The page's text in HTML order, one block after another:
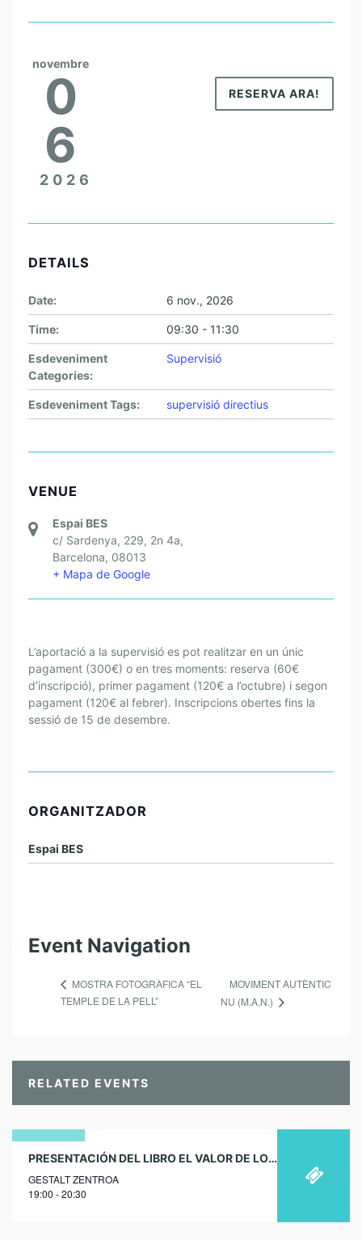
S
novembre
0
6
2026
RESERVA ARA!
DETAILS
Date: 6 nov., 2026
Time: 09:30 - 11:30
Esdeveniment
Categories:
Supervisió
Esdeveniment Tags: supervisió directius
VENUE
Espai BES
c/ Sardenya, 229, 2n 4a,
Barcelona, 08013
+ Mapa de Google
L’aportació a la supervisió es pot realitzar en un únic
pagament (300€) o en tres moments: reserva (60€
d’inscripció), primer pagament (120€ a l’octubre) i segon
pagament (120€ al febrer). Inscripcions obertes fins la
sessió de 15 de desembre.
ORGANITZADOR
Espai BES
Event Navigation
MOSTRA FOTOGRÀFICA “EL
TEMPLE DE LA PELL”
MOVIMENT AUTÈNTIC
NU (M.A.N.)
RELATED EVENTS
30
novembre
2023
PRESENTACIÓN DEL LIBRO EL VALOR DE LOS CUIDADOS EN VITORIA-GASTEIZ
GESTALT ZENTROA
19:00 - 20:30